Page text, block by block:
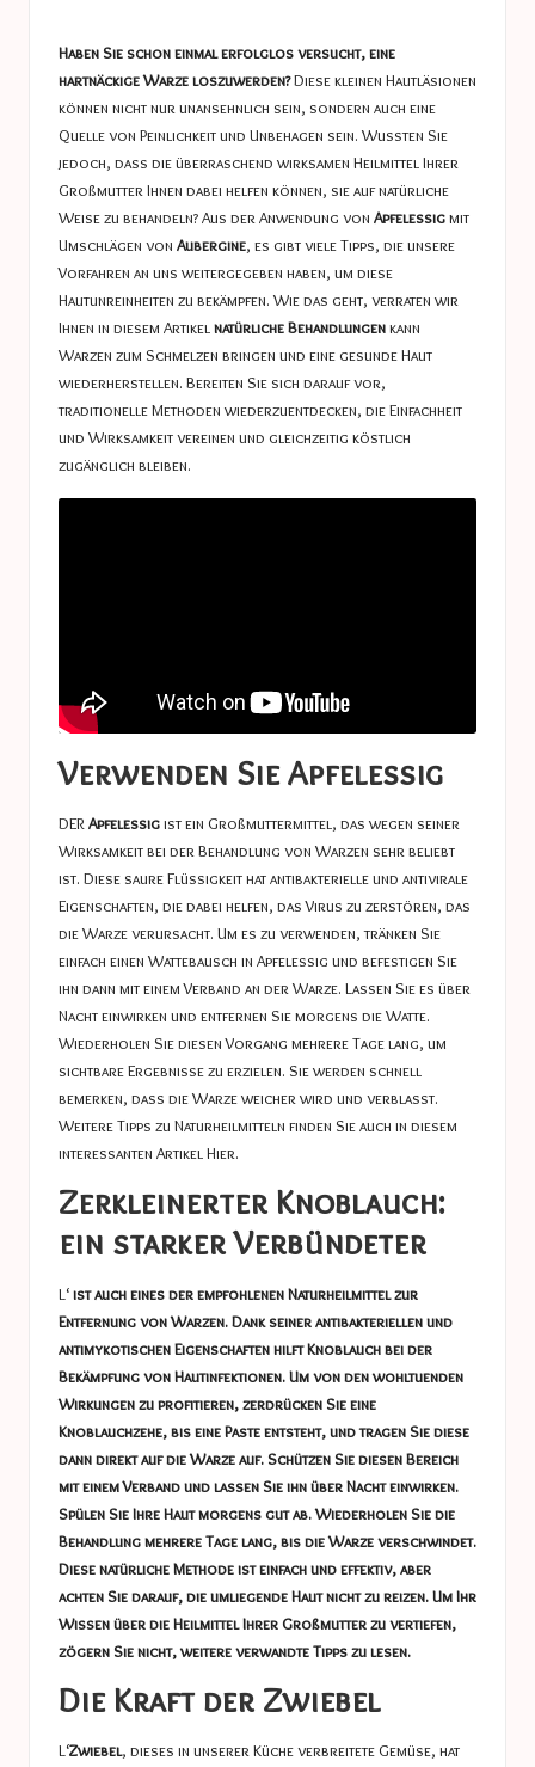
s
t
u
c
e
s
Haben Sie schon einmal erfolglos versucht, eine
hartnäckige Warze loszuwerden?Diese kleinen Hautläsionen
können nicht nur unansehnlich sein, sondern auch eine
Quelle von Peinlichkeit und Unbehagen sein. Wussten Sie
jedoch, dass die überraschend wirksamen Heilmittel Ihrer
Großmutter Ihnen dabei helfen können, sie auf natürliche
Weise zu behandeln? Aus der Anwendung von Apfelessigmit
Umschlägen von Aubergine, es gibt viele Tipps, die unsere
Vorfahren an uns weitergegeben haben, um diese
Hautunreinheiten zu bekämpfen. Wie das geht, verraten wir
Ihnen in diesem Artikel natürliche Behandlungenkann
Warzen zum Schmelzen bringen und eine gesunde Haut
wiederherstellen. Bereiten Sie sich darauf vor,
traditionelle Methoden wiederzuentdecken, die Einfachheit
und Wirksamkeit vereinen und gleichzeitig köstlich
zugänglich bleiben.
Verwenden Sie Apfelessig
DERApfelessigist ein Großmuttermittel, das wegen seiner
Wirksamkeit bei der Behandlung von Warzen sehr beliebt
ist. Diese saure Flüssigkeit hat antibakterielle und antivirale
Eigenschaften, die dabei helfen, das Virus zu zerstören, das
die Warze verursacht. Um es zu verwenden, tränken Sie
einfach einen Wattebausch in Apfelessig und befestigen Sie
ihn dann mit einem Verband an der Warze. Lassen Sie es über
Nacht einwirken und entfernen Sie morgens die Watte.
Wiederholen Sie diesen Vorgang mehrere Tage lang, um
sichtbare Ergebnisse zu erzielen. Sie werden schnell
bemerken, dass die Warze weicher wird und verblasst.
Weitere Tipps zu Naturheilmitteln finden Sie auch in diesem
interessanten ArtikelHier.
Zerkleinerter Knoblauch:
ein starker Verbündeter
L‘ist auch eines der empfohlenen Naturheilmittel zur
Entfernung von Warzen. Dank seiner antibakteriellen und
antimykotischen Eigenschaften hilft Knoblauch bei der
Bekämpfung von Hautinfektionen. Um von den wohltuenden
Wirkungen zu profitieren, zerdrücken Sie eine
Knoblauchzehe, bis eine Paste entsteht, und tragen Sie diese
dann direkt auf die Warze auf. Schützen Sie diesen Bereich
mit einem Verband und lassen Sie ihn über Nacht einwirken.
Spülen Sie Ihre Haut morgens gut ab. Wiederholen Sie die
Behandlung mehrere Tage lang, bis die Warze verschwindet.
Diese natürliche Methode ist einfach und effektiv, aber
achten Sie darauf, die umliegende Haut nicht zu reizen. Um Ihr
Wissen über die Heilmittel Ihrer Großmutter zu vertiefen,
zögern Sie nicht, weitere verwandte Tipps zu lesen.
Die Kraft der Zwiebel
L‘Zwiebel, dieses in unserer Küche verbreitete Gemüse, hat